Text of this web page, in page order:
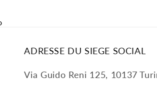
ADRESSE DU SIEGE SOCIAL
Via Guido Reni 125, 10137